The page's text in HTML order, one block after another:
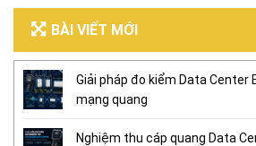
BÀI VIẾT MỚI
Giải pháp đo kiểm Data Center
mạng quang
Nghiệm thu cáp quang Data